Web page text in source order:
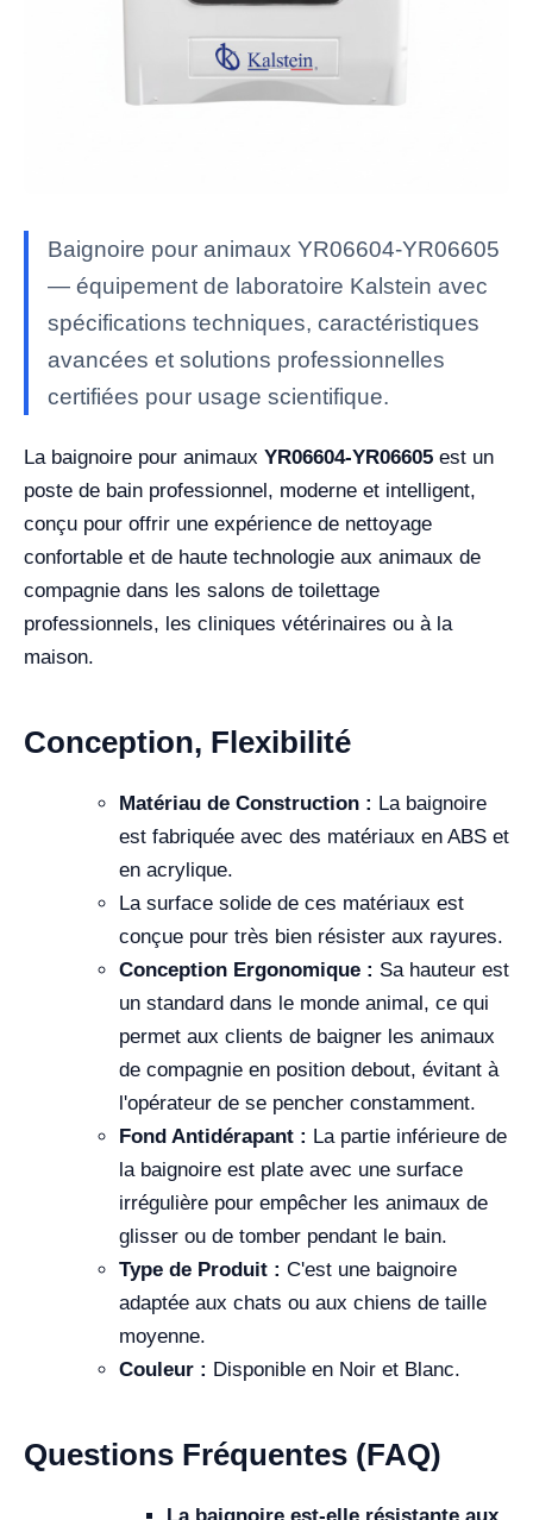
Baignoire pour animaux YR06604-YR06605
— équipement de laboratoire Kalstein avec
spécifications techniques, caractéristiques
avancées et solutions professionnelles
certifiées pour usage scientifique.
La baignoire pour animaux YR06604-YR06605 est un
poste de bain professionnel, moderne et intelligent,
conçu pour offrir une expérience de nettoyage
confortable et de haute technologie aux animaux de
compagnie dans les salons de toilettage
professionnels, les cliniques vétérinaires ou à la
maison.
Conception, Flexibilité
Matériau de Construction : La baignoire
est fabriquée avec des matériaux en ABS et
en acrylique.
La surface solide de ces matériaux est
conçue pour très bien résister aux rayures.
Conception Ergonomique : Sa hauteur est
un standard dans le monde animal, ce qui
permet aux clients de baigner les animaux
de compagnie en position debout, évitant à
l'opérateur de se pencher constamment.
Fond Antidérapant : La partie inférieure de
la baignoire est plate avec une surface
irrégulière pour empêcher les animaux de
glisser ou de tomber pendant le bain.
Type de Produit : C'est une baignoire
adaptée aux chats ou aux chiens de taille
moyenne.
Couleur : Disponible en Noir et Blanc.
Questions Fréquentes (FAQ)